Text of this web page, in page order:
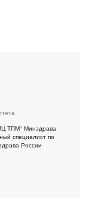
ТПМ" Минздрава
специалист по
России